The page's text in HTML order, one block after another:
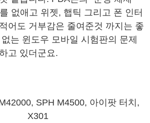
없애고 위젯, 햅틱 그리고 폰 인터
어도 거부감은 줄여준것 까지는 좋
는 윈도우 모바일 시험판의 문제
고 있더군요.
SPH M4500, 아이팟 터치,
X301